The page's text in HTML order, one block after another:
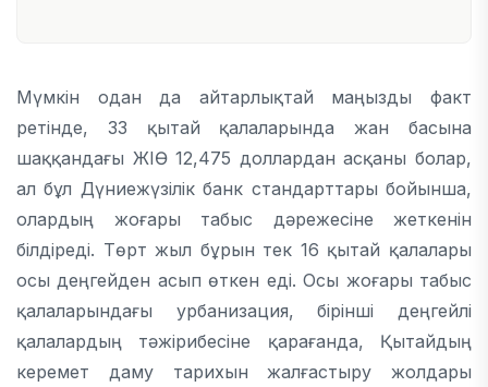
Мүмкін одан да айтарлықтай маңызды факт
ретінде, 33 қытай қалаларында жан басына
шаққандағы ЖІӨ 12,475 доллардан асқаны болар,
ал бұл Дүниежүзілік банк стандарттары бойынша,
олардың жоғары табыс дәрежесіне жеткенін
білдіреді. Төрт жыл бұрын тек 16 қытай қалалары
осы деңгейден асып өткен еді. Осы жоғары табыс
қалаларындағы урбанизация, бірінші деңгейлі
қалалардың тәжірибесіне қарағанда, Қытайдың
керемет даму тарихын жалғастыру жолдары